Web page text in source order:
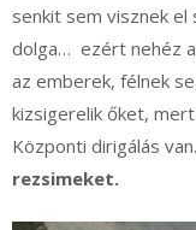
senkit sem visznek
dolga… ezért nehéz
az emberek, félnek
kizsigerelik őket,
Központi dirigálás van.
rezsimeket.